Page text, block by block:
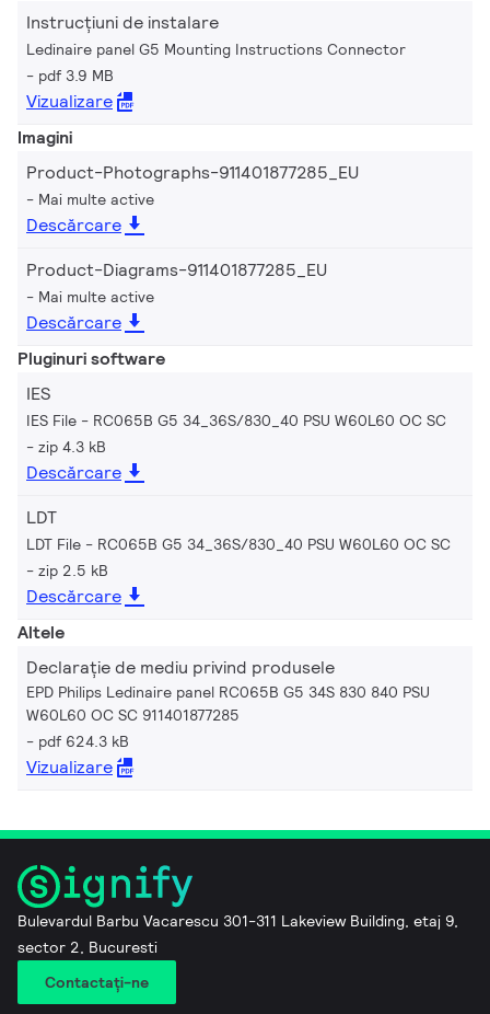
Instrucțiuni de instalare
Ledinaire panel G5 Mounting Instructions Connector
pdf 3.9 MB
Vizualizare
Imagini
Product-Photographs-911401877285_EU
Mai multe active
Descărcare
Product-Diagrams-911401877285_EU
Mai multe active
Descărcare
Pluginuri software
IES
IES File - RC065B G5 34_36S/830_40 PSU W60L60 OC SC
zip 4.3 kB
Descărcare
LDT
LDT File - RC065B G5 34_36S/830_40 PSU W60L60 OC SC
zip 2.5 kB
Descărcare
Altele
Declarație de mediu privind produsele
EPD Philips Ledinaire panel RC065B G5 34S 830 840 PSU
W60L60 OC SC 911401877285
pdf 624.3 kB
Vizualizare
Bulevardul Barbu Vacarescu 301-311 Lakeview Building, etaj 9,
sector 2, Bucuresti
Contactaţi-ne